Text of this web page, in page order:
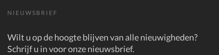
NIEUWSBRIEF
Wilt u op de hoogte blijven van alle nieuwigheden?
Schrijf u in voor onze nieuwsbrief.